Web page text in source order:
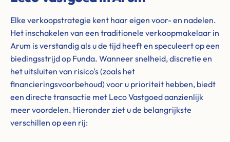
Elke verkoopstrategie kent haar eigen voor- en nadelen.
Het inschakelen van een traditionele verkoopmakelaar in
Arum is verstandig als u de tijd heeft en speculeert op een
biedingsstrijd op Funda. Wanneer snelheid, discretie en
het uitsluiten van risico's (zoals het
financieringsvoorbehoud) voor u prioriteit hebben, biedt
een directe transactie met Leco Vastgoed aanzienlijk
meer voordelen. Hieronder ziet u de belangrijkste
verschillen op een rij: